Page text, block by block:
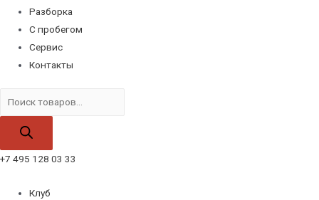
Разборка
С пробегом
Сервис
Контакты
товаров
+7 495 128 03 33
Клуб